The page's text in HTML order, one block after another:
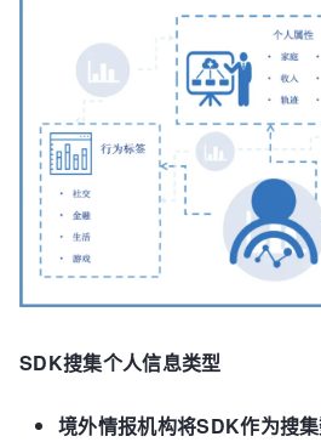
SDK搜集个人信息类型
境外情报机构将SDK作为搜